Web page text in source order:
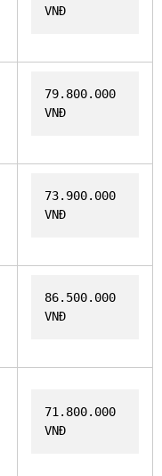
VNĐ
79.800.000
VNĐ
73.900.000
VNĐ
86.500.000
VNĐ
71.800.000
VNĐ